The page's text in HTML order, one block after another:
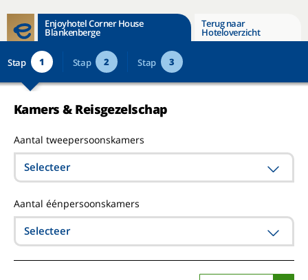
Enjoyhotel Corner House
Blankenberge
Terug naar
Hoteloverzicht
Stap 1 Stap 2 Stap 3
Kamers & Reisgezelschap
Aantal tweepersoonskamers
Selecteer
Aantal éénpersoonskamers
Selecteer